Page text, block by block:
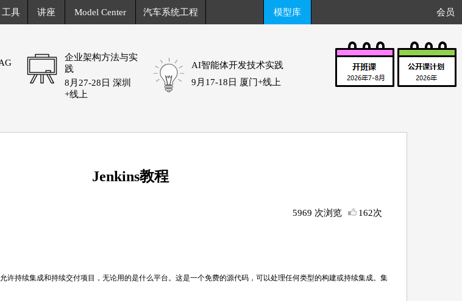
工具 讲座 Model Center 汽车系统工程 模型库 会员
企业架构方法与实
践
8月27-28日 深圳
+线上
AI智能体开发技术实践
9月17-18日 厦门+线上
Jenkins教程
5969 次浏览 162次
许持续集成和持续交付项目，无论用的是什么平台。这是一个免费的源代码，可以处理任何类型的构建或持续集成。集